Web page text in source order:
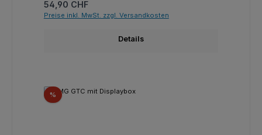
Regulärer Preis:
54,90 CHF
Preise inkl. MwSt. zzgl. Versandkosten
Details
%Rabatt